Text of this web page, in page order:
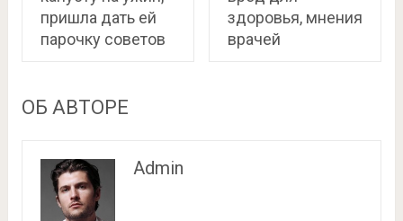
пришла дать ей
парочку советов
здоровья, мнения
врачей
ОБ АВТОРЕ
Admin